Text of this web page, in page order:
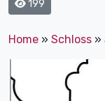
199
Home » Schloss »